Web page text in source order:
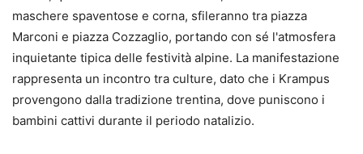
maschere spaventose e corna, sfileranno tra piazza
Marconi e piazza Cozzaglio, portando con sé l'atmosfera
inquietante tipica delle festività alpine. La manifestazione
rappresenta un incontro tra culture, dato che i Krampus
provengono dalla tradizione trentina, dove puniscono i
bambini cattivi durante il periodo natalizio.